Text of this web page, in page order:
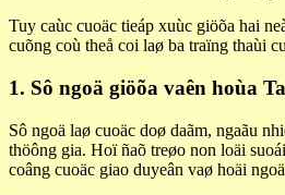
Tuy caùc cuoäc tieáp xuùc giöõa hai
cuõng coù theå coi laø ba traïng thaùi
1. Sô ngoä giöõa vaên hoùa
Sô ngoä laø cuoäc doø daãm, ngaãu
thöông gia. Hoï ñaõ treøo non loäi
coâng cuoäc giao duyeân vaø hoäi